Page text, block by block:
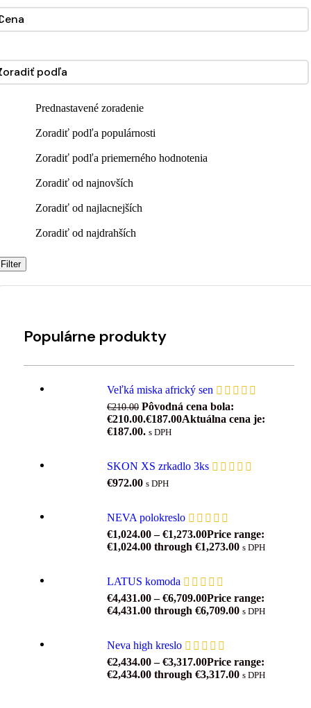
podľa
Prednastavené zoradenie
Zoradiť podľa populárnosti
Zoradiť podľa priemerného hodnotenia
Zoradiť od najnovších
Zoradiť od najlacnejších
Zoradiť od najdrahších
Filter
Populárne produkty
Veľká miska africký sen
€210.00 Pôvodná cena bola:
€210.00.€187.00Aktuálna cena je:
€187.00. s DPH
SKON XS zrkadlo 3ks
€972.00 s DPH
NEVA polokreslo
€1,024.00 – €1,273.00Price range:
€1,024.00 through €1,273.00 s DPH
LATUS komoda
€4,431.00 – €6,709.00Price range:
€4,431.00 through €6,709.00 s DPH
Neva high kreslo
€2,434.00 – €3,317.00Price range:
€2,434.00 through €3,317.00 s DPH